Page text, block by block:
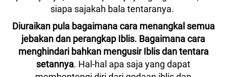
siapa sajakah bala tentaranya.
Diuraikan pula bagaimana cara menangkal semua
jebakan dan perangkap Iblis. Bagaimana cara
menghindari bahkan mengusir Iblis dan tentara
setannya. Hal-hal apa saja yang dapat